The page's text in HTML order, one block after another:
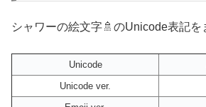
シャワーの絵文字🚿のUnicode表記を
Unicode
Unicode ver.